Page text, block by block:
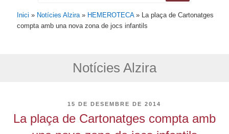
Inici » Notícies Alzira » HEMEROTECA» La plaça de Cartonatges
compta amb una nova zona de jocs infantils
Notícies Alzira
PUBLICAT
15 DE DESEMBRE DE 2014
La plaça de Cartonatges compta amb